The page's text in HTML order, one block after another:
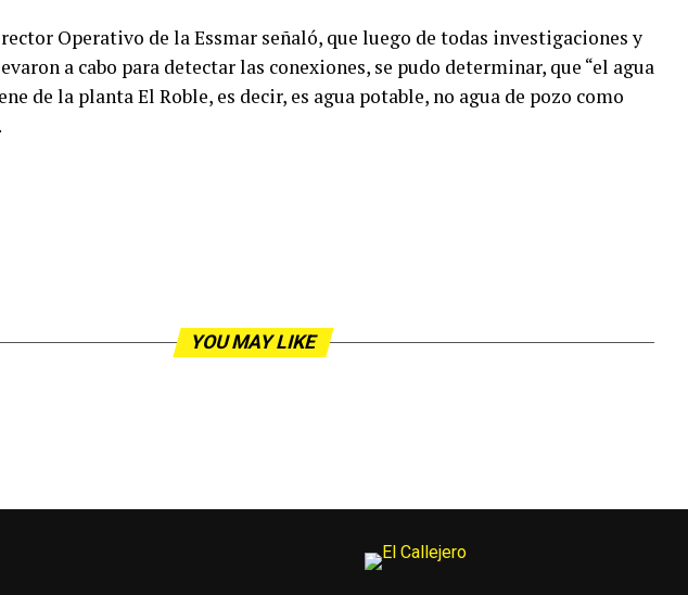
Operativo de la Essmar señaló, que luego de todas investigaciones y
a cabo para detectar las conexiones, se pudo determinar, que “el agua
de la planta El Roble, es decir, es agua potable, no agua de pozo como
YOU MAY LIKE